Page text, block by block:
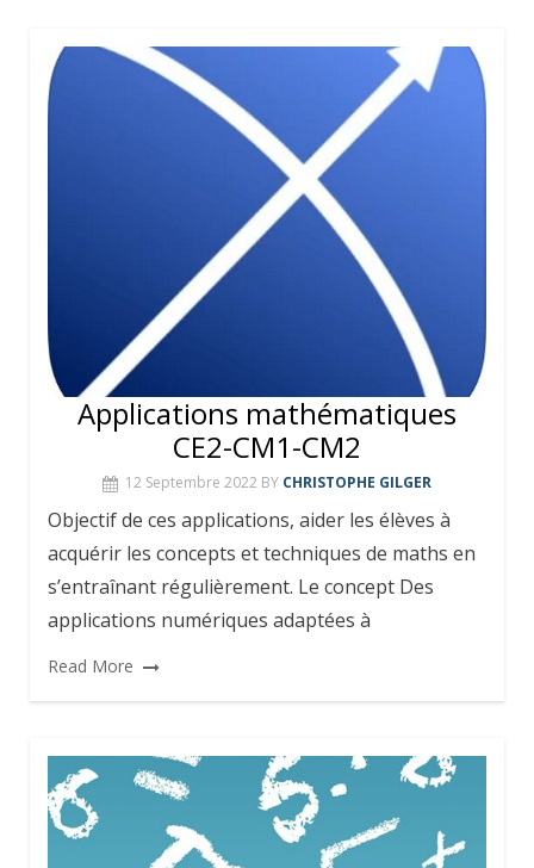
Applications mathématiques
CE2-CM1-CM2
12 Septembre 2022 BY CHRISTOPHE GILGER
Objectif de ces applications, aider les élèves à
acquérir les concepts et techniques de maths en
s’entraînant régulièrement. Le concept Des
applications numériques adaptées à
Read More